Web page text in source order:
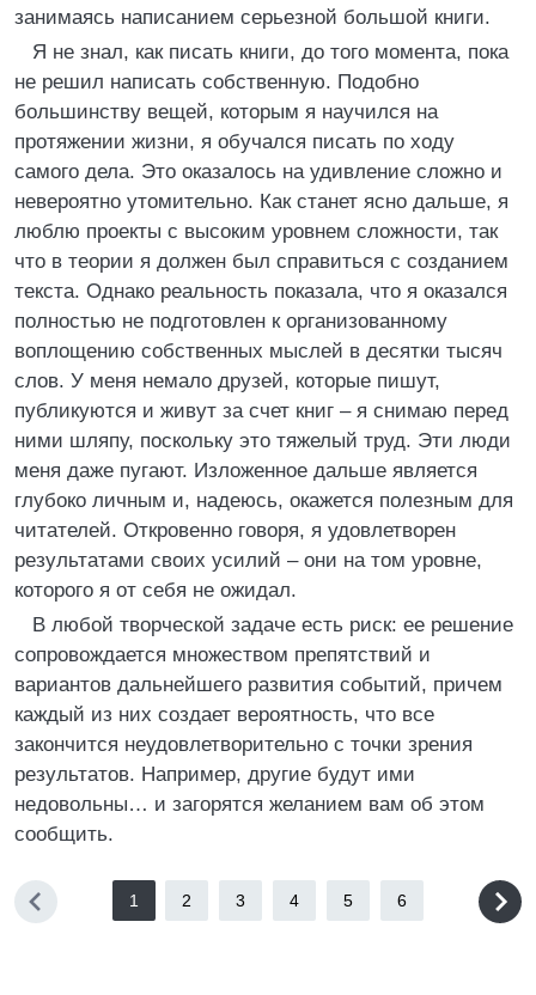
занимаясь написанием серьезной большой книги.
Я не знал, как писать книги, до того момента, пока
не решил написать собственную. Подобно
большинству вещей, которым я научился на
протяжении жизни, я обучался писать по ходу
самого дела. Это оказалось на удивление сложно и
невероятно утомительно. Как станет ясно дальше, я
люблю проекты с высоким уровнем сложности, так
что в теории я должен был справиться с созданием
текста. Однако реальность показала, что я оказался
полностью не подготовлен к организованному
воплощению собственных мыслей в десятки тысяч
слов. У меня немало друзей, которые пишут,
публикуются и живут за счет книг – я снимаю перед
ними шляпу, поскольку это тяжелый труд. Эти люди
меня даже пугают. Изложенное дальше является
глубоко личным и, надеюсь, окажется полезным для
читателей. Откровенно говоря, я удовлетворен
результатами своих усилий – они на том уровне,
которого я от себя не ожидал.
В любой творческой задаче есть риск: ее решение
сопровождается множеством препятствий и
вариантов дальнейшего развития событий, причем
каждый из них создает вероятность, что все
закончится неудовлетворительно с точки зрения
результатов. Например, другие будут ими
недовольны… и загорятся желанием вам об этом
сообщить.
1 2 3 4 5 6